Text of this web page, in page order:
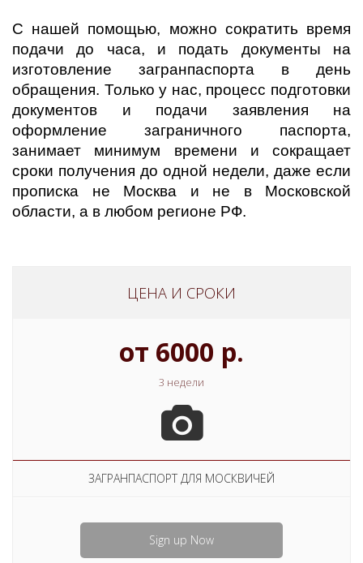
С нашей помощью, можно сократить время
подачи до часа, и подать документы на
изготовление загранпаспорта в день
обращения. Только у нас, процесс подготовки
документов и подачи заявления на
оформление заграничного паспорта,
занимает минимум времени и сокращает
сроки получения до одной недели, даже если
прописка не Москва и не в Московской
области, а в любом регионе РФ.
ЦЕНА И СРОКИ
от 6000 р.
3 недели
ЗАГРАНПАСПОРТ ДЛЯ МОСКВИЧЕЙ
Sign up Now